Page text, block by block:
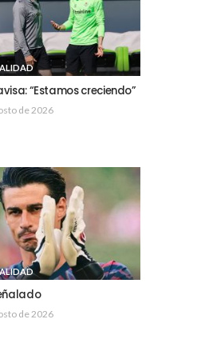
“Estamos creciendo”
de 2026
de 2026